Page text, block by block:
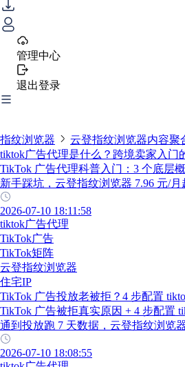
管理中心
退出登录
指纹浏览器 云登指纹浏览器内容聚
tiktok广告代理是什么？跨境卖家入门
TikTok 广告代理科普入门：3 个底层
新手踩坑，云登指纹浏览器 7.96 元/月
2026-07-10 18:11:58
tiktok广告代理
TikTok广告
TikTok矩阵
云登指纹浏览器
住宅IP
TikTok 广告投放老被拒？4 步配置
TikTok 广告被拒真实原因 + 4 步配置
通到投放跑 7 天数据，云登指纹浏览器
2026-07-10 18:08:55